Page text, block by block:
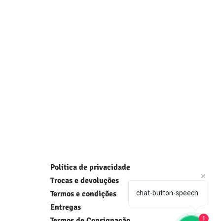
Política de privacidade
Trocas e devoluções
Termos e condições
Entregas
chat-button-speech
1